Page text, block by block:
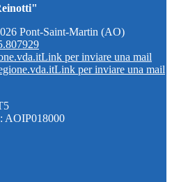
Pont-Saint-Martin (AO)
Link per inviare una mail
Link per inviare una mail
AOIP018000